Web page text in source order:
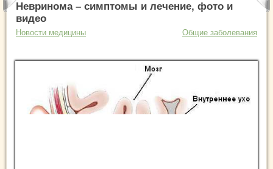
Невринома – симптомы и лечение, фото и
видео
Новости медицины Общие заболевания